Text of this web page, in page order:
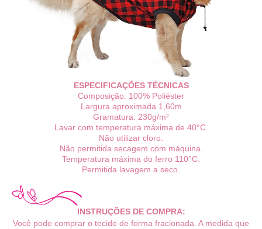
ESPECIFICAÇÕES TÉCNICAS
Composição: 100% Poliéster
Largura aproximada 1,60m
Gramatura: 230g/m²
Lavar com temperatura máxima de 40°C.
Não utilizar cloro.
Não permitida secagem com máquina.
Temperatura máxima do ferro 110°C.
Permitida lavagem a seco.
INSTRUÇÕES DE COMPRA:
Você pode comprar o tecido de forma fracionada. A medida que